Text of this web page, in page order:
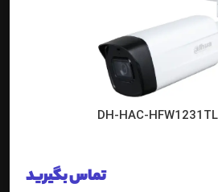
تماس بگیرید